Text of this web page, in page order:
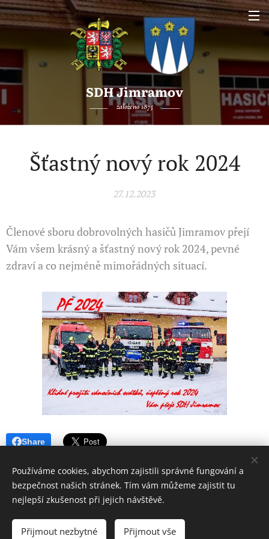
SDH Jimramov
založeno 1875
Šťastný nový rok 2024
27.12.2023
Členové sboru dobrovolných hasičů Jimramov přejí
Vám všem krásný a šťastný nový rok 2024, pevné
zdraví a co nejméně mimořádných situací.
Share
Sbor dobrovolných hasičů Jimramov
Všechna práva vyhrazena 2026
Používáme cookies, abychom zajistili správné fungování a
bezpečnost našich stránek. Tím vám můžeme zajistit tu
nejlepší zkušenost při jejich návštěvě.
Přijmout nezbytné Přijmout vše